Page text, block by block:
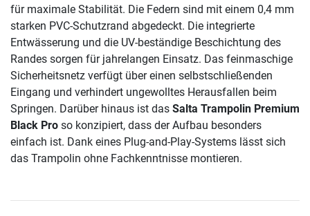
für maximale Stabilität. Die Federn sind mit einem 0,4 mm
starken PVC-Schutzrand abgedeckt. Die integrierte
Entwässerung und die UV-beständige Beschichtung des
Randes sorgen für jahrelangen Einsatz. Das feinmaschige
Sicherheitsnetz verfügt über einen selbstschließenden
Eingang und verhindert ungewolltes Herausfallen beim
Springen. Darüber hinaus ist das Salta Trampolin Premium
Black Pro so konzipiert, dass der Aufbau besonders
einfach ist. Dank eines Plug-and-Play-Systems lässt sich
das Trampolin ohne Fachkenntnisse montieren.